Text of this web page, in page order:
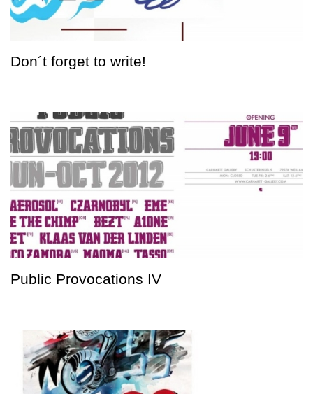
Don´t forget to write!
Public Provocations IV